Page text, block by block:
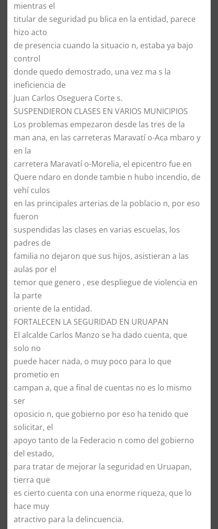
mientras el
titular de seguridad pu blica en la entidad, parece
hizo acto
de presencia cuando la situacio n, estaba ya bajo
control
donde quedo demostrado, una vez ma s la
ineficiencia de
Juan Carlos Oseguera Corte s.
SUSPENDIERON CLASES EN VARIOS MUNICIPIOS
Los problemas empezaron desde las tres de la
man ana, en las carreteras Maravatí o-Aca mbaro y
en la
carretera Maravatí o-Morelia, el epicentro fue en
Quere ndaro en donde tambie n hubo incendio, de
vehí culos
en las principales arterias de la poblacio n, por eso
fueron
suspendidas las clases en varias escuelas, los
padres de
familia no dejaron que sus hijos, asistieran a las
aulas por el
temor que genero , ese despliegue de violencia en
la parte
oriente de la entidad.
FORTALECEN LA SEGURIDAD EN URUAPAN
El alcalde Carlos Manzo se ha dado cuenta, que
solo no
puede hacer nada, o muy poco para lo que
prometio en
campan a, que a final de cuentas no es lo mismo
ser
oposicio n, que gobierno por eso ha tenido que
solicitar, el
apoyo tanto de la Federacio n como del gobierno
del estado,
para tratar de mejorar la seguridad en Uruapan,
tierra que
es cierto cuenta con una enorme riqueza, que lo
hace muy
atractivo para la delincuencia.